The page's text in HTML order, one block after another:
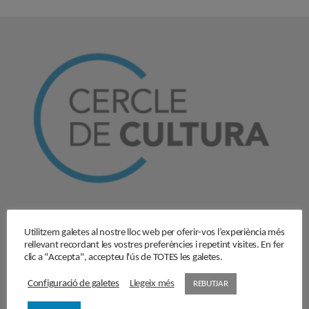
Història
Objectius
Junta directiva
Utilitzem galetes al nostre lloc web per oferir-vos l’experiència més
rellevant recordant les vostres preferències i repetint visites. En fer
clic a "Accepta", accepteu l'ús de TOTES les galetes.
Configuració de galetes Llegeix més REBUTJAR